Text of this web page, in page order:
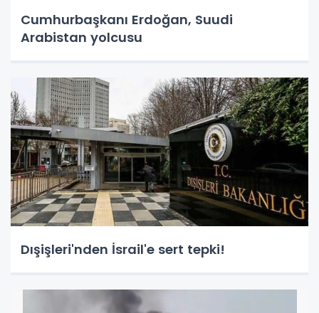
Cumhurbaşkanı Erdoğan, Suudi
Arabistan yolcusu
Dışişleri'nden İsrail'e sert tepki!